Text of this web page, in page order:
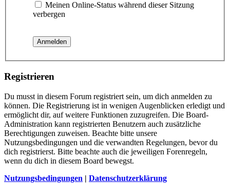
Meinen Online-Status während dieser Sitzung
verbergen
Registrieren
Du musst in diesem Forum registriert sein, um dich anmelden zu
können. Die Registrierung ist in wenigen Augenblicken erledigt und
ermöglicht dir, auf weitere Funktionen zuzugreifen. Die Board-
Administration kann registrierten Benutzern auch zusätzliche
Berechtigungen zuweisen. Beachte bitte unsere
Nutzungsbedingungen und die verwandten Regelungen, bevor du
dich registrierst. Bitte beachte auch die jeweiligen Forenregeln,
wenn du dich in diesem Board bewegst.
Nutzungsbedingungen | Datenschutzerklärung